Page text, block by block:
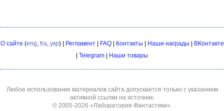
О сайте (eng fra укр) | Регламент| FAQ| Контакты | Наши награды | ВКонтакте
| Telegram | Наши товары
Любое использование материалов сайта допускается только с указанием
активной ссылки на источник.
© 2005-2026 «Лаборатория Фантастики»